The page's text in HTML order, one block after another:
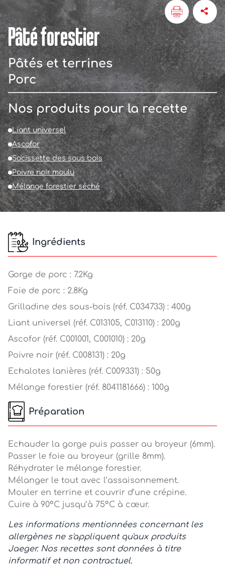
Pâté forestier
Pâtés et terrines
Porc
Nos produits pour la recette
Liant universel
Ascofor
So'cissette des sous bois
Poivre noir moulu
Mélange forestier séché
Ingrédients
Gorge de porc : 7.2Kg
Foie de porc : 2.8Kg
Grilladine des sous-bois (réf. C034733) : 400g
Liant universel (réf. C013105, C013110) : 200g
Ascofor (réf. C001001, C001010) : 20g
Poivre noir (réf. C008131) : 20g
Echalotes lanières (réf. C009331) : 50g
Mélange forestier (réf. 8041181666) : 100g
Préparation
Echauder la gorge puis passer au broyeur (6mm).
Passer le foie au broyeur (grille 8mm).
Réhydrater le mélange forestier.
Mélanger le tout avec l’assaisonnement.
Mouler en terrine et couvrir d’une crépine.
Cuire à 90°C jusqu’à 75°C à cœur.
Les informations mentionnées concernant les
allergènes ne s'appliquent qu'aux produits
Jaeger. Nos recettes sont données à titre
informatif et non contractuel.